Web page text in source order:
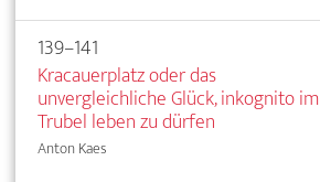
139–141
Kracauerplatz oder das
unvergleichliche Glück, inkognito im
Trubel leben zu dürfen
Anton Kaes